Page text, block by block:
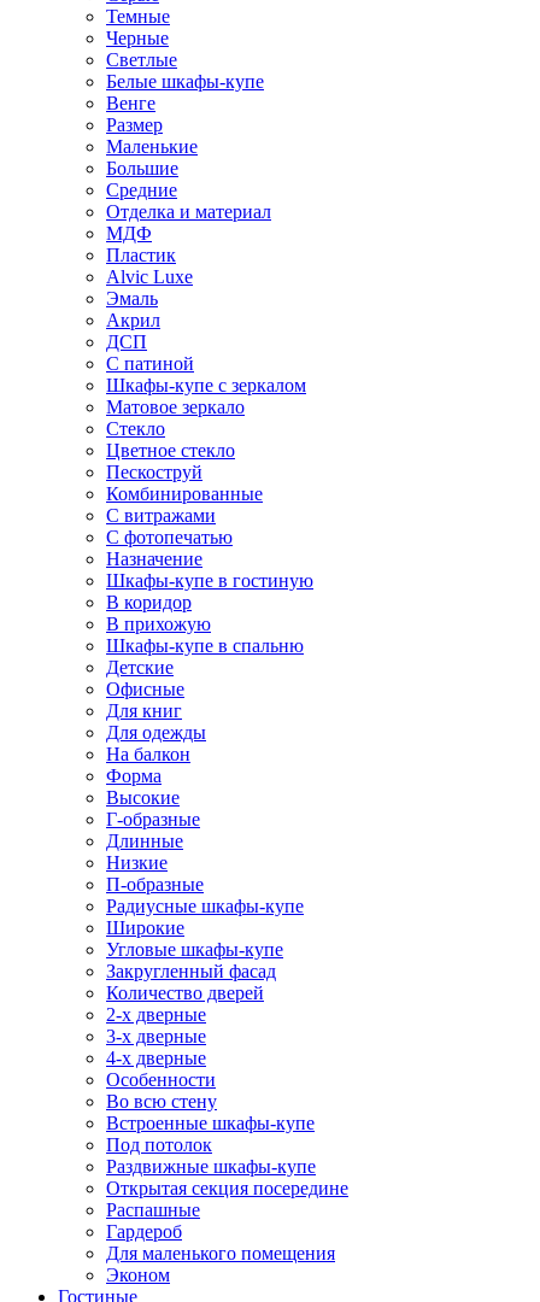
Темные
Черные
Светлые
Белые шкафы-купе
Венге
Размер
Маленькие
Большие
Средние
Отделка и материал
МДФ
Пластик
Alvic Luxe
Эмаль
Акрил
ДСП
С патиной
Шкафы-купе с зеркалом
Матовое зеркало
Стекло
Цветное стекло
Пескоструй
Комбинированные
С витражами
С фотопечатью
Назначение
Шкафы-купе в гостиную
В коридор
В прихожую
Шкафы-купе в спальню
Детские
Офисные
Для книг
Для одежды
На балкон
Форма
Высокие
Г-образные
Длинные
Низкие
П-образные
Радиусные шкафы-купе
Широкие
Угловые шкафы-купе
Закругленный фасад
Количество дверей
2-х дверные
3-х дверные
4-х дверные
Особенности
Во всю стену
Встроенные шкафы-купе
Под потолок
Раздвижные шкафы-купе
Открытая секция посередине
Распашные
Гардероб
Для маленького помещения
Эконом
Гостиные